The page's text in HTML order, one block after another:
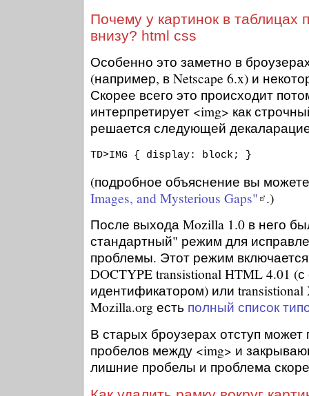
Почему у картинок в таблицах
внизу? html css
Особенно это заметно в
(например, в Netscape 6.x) и
Скорее всего это происходит
интерпретирует <img> как
решается следующей
TD>IMG { display: block; }
(подробное объяснение вы
Images, and Mysterious Gaps" .)
После выхода Mozilla 1.0 в него
стандартный" режим для
проблемы. Этот режим
DOCTYPE transistional HTML 4.01
идентификатором) или
Mozilla.org есть полный список
В старых броузерах отступ может
пробелов между <img> и
лишние пробелы и проблема